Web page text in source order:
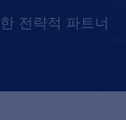
전략적 파트너